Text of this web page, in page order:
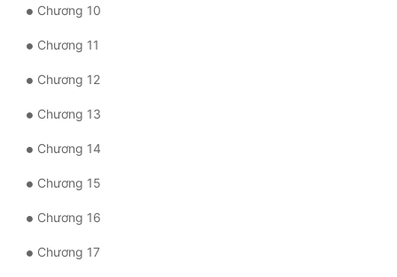
Phương Tây
Phản Phái
Quan Trường
Quân Sự
Sảng Văn
Sủng
Thanh Xuân
Chương 10
Chương 11
Chương 12
Chương 13
Chương 14
Chương 15
Chương 16
Chương 17